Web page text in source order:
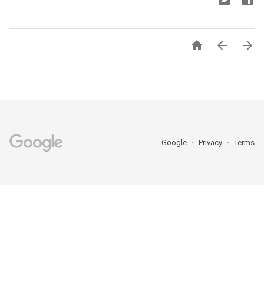
  
Google Privacy Terms